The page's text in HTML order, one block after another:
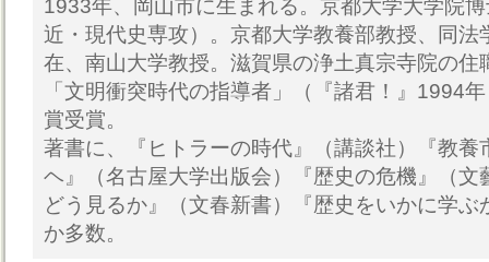
1933年、岡山市に生まれる。京都大学大学院
近・現代史専攻）。京都大学教養部教授、同法
在、南山大学教授。滋賀県の浄土真宗寺院の
「文明衝突時代の指導者」（『諸君！』1994
賞受賞。
著書に、『ヒトラーの時代』（講談社）『教養
ヘ』（名古屋大学出版会）『歴史の危機』（文
どう見るか』（文春新書）『歴史をいかに学ぶ
か多数。